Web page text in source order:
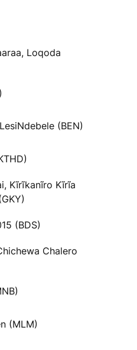
Loqoda
(BEN)
Kĩrĩkanĩro Kĩrĩa
(BDS)
Chalero
(MLM)